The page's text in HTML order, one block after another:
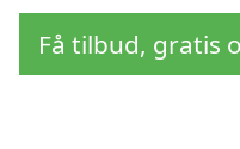
Få tilbud, gratis